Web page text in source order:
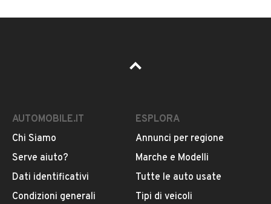
AUTOMOBILE.IT
Chi Siamo
Serve aiuto?
Dati identificativi
Condizioni generali
ESPLORA
Annunci per regione
Marche e Modelli
Tutte le auto usate
Tipi di veicoli